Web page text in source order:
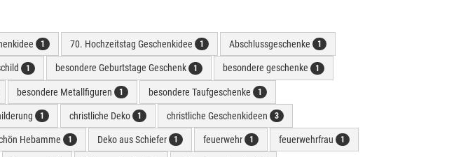
1 70. Hochzeitstag Geschenkidee 1 Abschlussgeschenke 1
1 besondere Geburtstage Geschenk 1 besondere geschenke 1
besondere Metallfiguren 1 besondere Taufgeschenke 1
1 christliche Deko 1 christliche Geschenkideen 3
Hebamme 1 Deko aus Schiefer 1 feuerwehr 1 feuerwehrfrau 1